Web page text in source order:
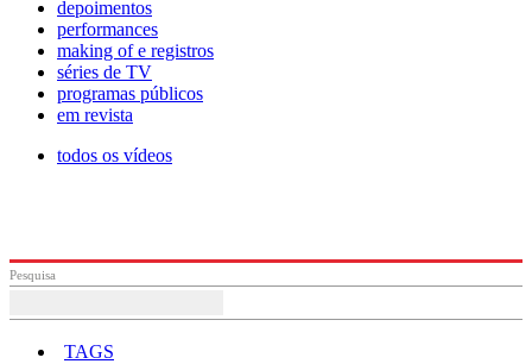
depoimentos
performances
making of e registros
séries de TV
programas públicos
em revista
todos os vídeos
Pesquisa
TAGS